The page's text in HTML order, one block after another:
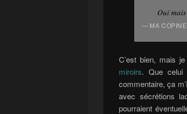
Oui
MA COPINE
C’est bien, mais je
miroirs. Que celui
commentaire, ça
avec sécrétions
pourraient